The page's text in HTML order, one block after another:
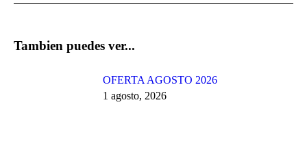
Tambien puedes ver...
OFERTA AGOSTO 2026
1 agosto, 2026